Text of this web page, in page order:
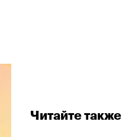
Читайте также